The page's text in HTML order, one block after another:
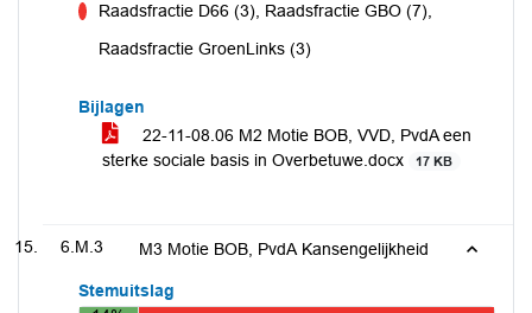
Raadsfractie D66 (3), Raadsfractie GBO (7),
Raadsfractie GroenLinks (3)
Bijlagen
22-11-08.06 M2 Motie BOB, VVD, PvdA een
sterke sociale basis in Overbetuwe.docx
17 KB
6.M.3 M3 Motie BOB, PvdA Kansengelijkheid
Stemuitslag